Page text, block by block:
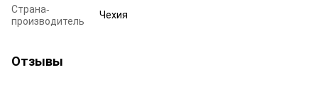
Страна-
производитель
Чехия
Отзывы